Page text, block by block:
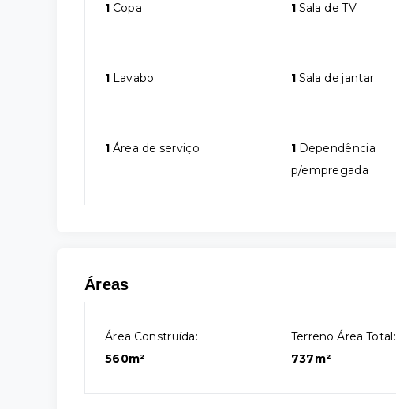
1 Copa 1Sala de TV
1 Lavabo 1Sala de jantar
1 Área de serviço 1Dependência
p/empregada
Áreas
Área Construída:
560m²
Terreno Área Total:
737m²